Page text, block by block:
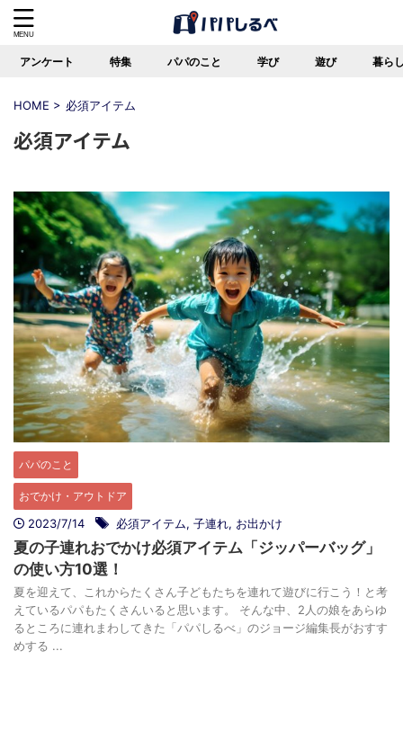
アンケート 特集 パパのこと 学び 遊び 暮ら
HOME > 必須アイテム
必須アイテム
パパのこと
おでかけ・アウトドア
2023/7/14 必須アイテム, 子連れ, お出かけ
夏の子連れおでかけ必須アイテム「ジッパーバッグ」
の使い方10選！
夏を迎えて、これからたくさん子どもたちを連れて遊びに行こう！と考
えているパパもたくさんいると思います。 そんな中、2人の娘をあらゆ
るところに連れまわしてきた「パパしるべ」のジョージ編集長がおすす
めする ...